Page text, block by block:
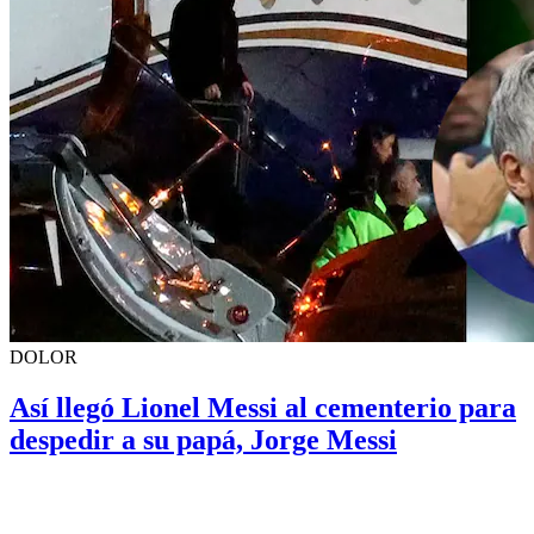
DOLOR
Así llegó Lionel Messi al cementerio para
despedir a su papá, Jorge Messi